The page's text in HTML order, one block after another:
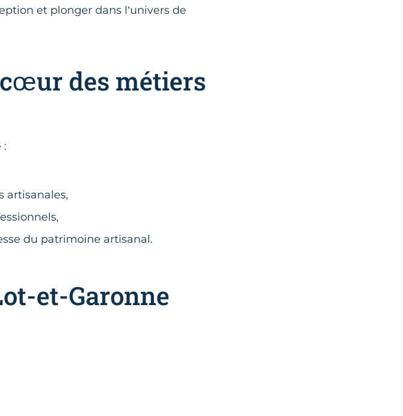
et plonger dans l’univers de
des métiers
:
artisanales,
du patrimoine artisanal.
et-Garonne